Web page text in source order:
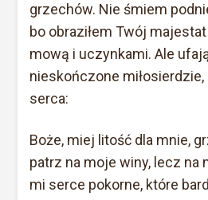
grzechów. Nie śmiem
bo obraziłem Twój
mową i uczynkami. Ale
nieskończone miłosierdzie,
serca:
Boże, miej litość dla mnie,
patrz na moje winy, lecz na
mi serce pokorne, które